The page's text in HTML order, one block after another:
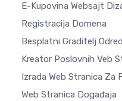
E-Kupovina Websajt
Registracija Domena
Besplatni Graditelj
Kreator Poslovnih Veb
Izrada Web Stranica Za
Web Stranica Događaja